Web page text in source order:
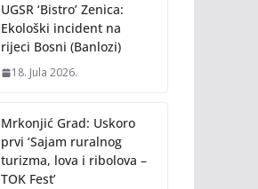
UGSR ‘Bistro’ Zenica:
Ekološki incident na
rijeci Bosni (Banlozi)
18. Jula 2026.
Mrkonjić Grad: Uskoro
prvi ‘Sajam ruralnog
turizma, lova i ribolova –
TOK Fest’